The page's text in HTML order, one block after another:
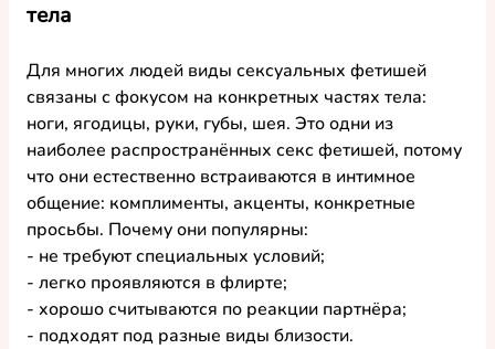
тела
Для многих людей виды сексуальных фетишей
связаны с фокусом на конкретных частях тела:
ноги, ягодицы, руки, губы, шея. Это одни из
наиболее распространённых секс фетишей, потому
что они естественно встраиваются в интимное
общение: комплименты, акценты, конкретные
просьбы. Почему они популярны:
- не требуют специальных условий;
- легко проявляются в флирте;
- хорошо считываются по реакции партнёра;
- подходят под разные виды близости.